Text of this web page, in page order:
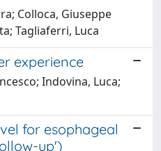
Colloca, Giuseppe
Tagliaferri, Luca
experience
Indovina, Luca;
for esophageal
up')